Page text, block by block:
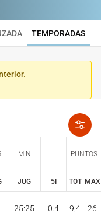
TEMPORADAS
MIN
5I
PUNTOS
JUG TOT MAX
MIN PUNTOS
25:25 0.4 9,4 26